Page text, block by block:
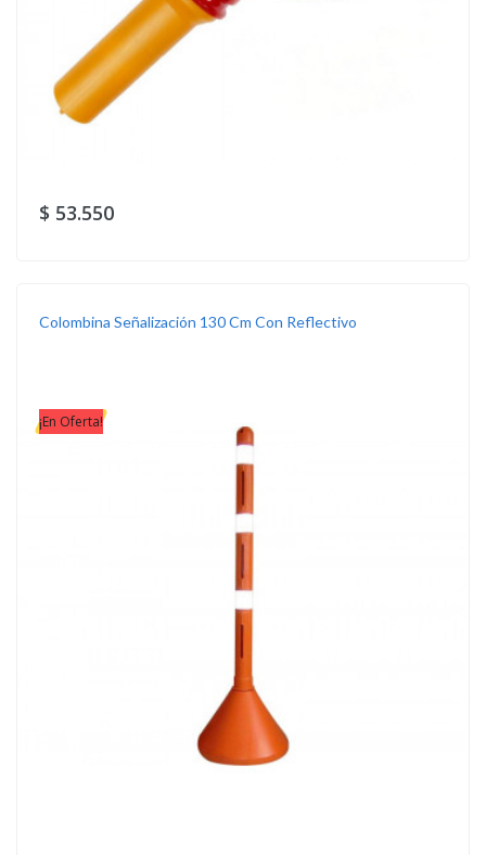
$ 53.550
Colombina Señalización 130 Cm Con Reflectivo
¡En Oferta!